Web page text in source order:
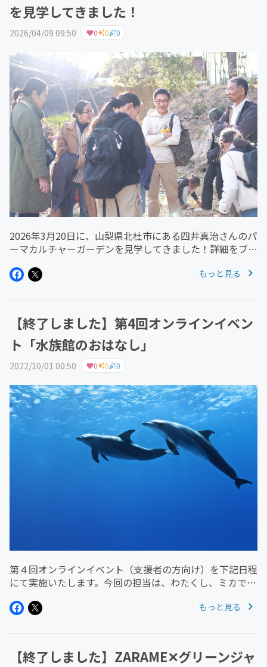
を見学してきました！
2026/04/09 09:50 0 0 0
2026年3月20日に、山梨県北杜市にある四井真治さんのパ
ーマカルチャーガーデンを見学してきました！詳細をブロ
https://x.gd/uuB7U
もっと見る
【終了しました】第4回オンラインイベン
ト「水族館のおはなし」
2022/10/01 00:50 0 0 0
第４回オンラインイベント（支援者の方向け）を下記日程
にて実施いたします。今回の担当は、わたくし、ミカで
３日（木） １０：００～（約一時間）【内容】 水族館
もっと見る
【終了しました】ZARAME✕グリーンジャ